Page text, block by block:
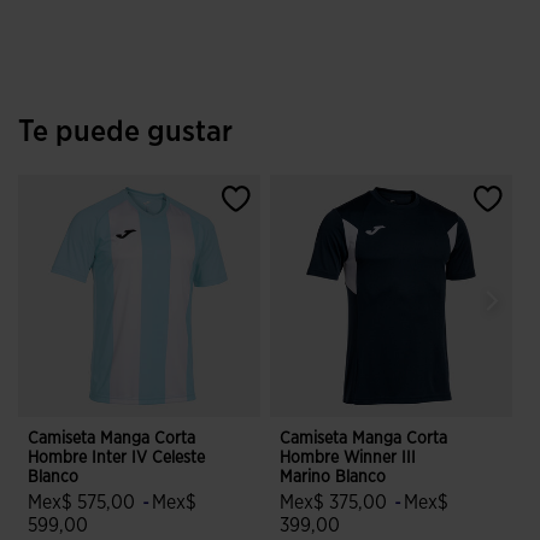
Te puede gustar
Camiseta Manga Corta
Hombre Inter IV Celeste
Blanco
Mex$ 575,00 - Mex$
599,00
Camiseta Manga Corta
Hombre Winner III
Marino Blanco
Mex$ 375,00 - Mex$
399,00